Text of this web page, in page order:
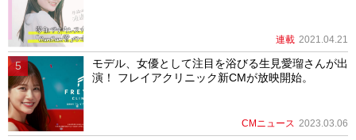
連載 2021.04.21
モデル、女優として注目を浴びる生見愛瑠さんが出
演！ フレイアクリニック新CMが放映開始。
CMニュース 2023.03.06